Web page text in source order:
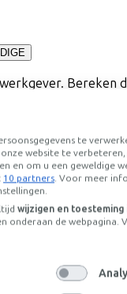
Bereken
en
€679,80
te
website te
en om u een geweldige
10 partners. Voor meer
wijzigen en
onderaan de webpagina.